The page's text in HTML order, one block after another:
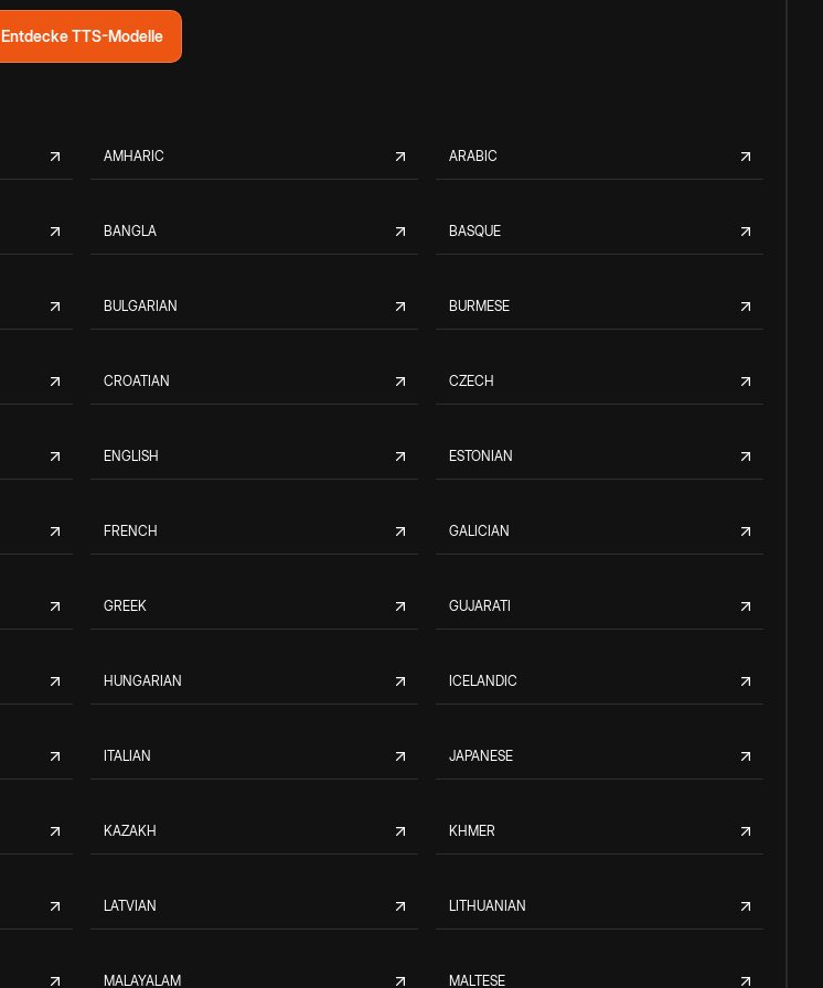
Entdecke TTS-Modelle
AMHARIC ARABIC
BANGLA BASQUE
BULGARIAN BURMESE
CROATIAN CZECH
ENGLISH ESTONIAN
FRENCH GALICIAN
GREEK GUJARATI
HUNGARIAN ICELANDIC
ITALIAN JAPANESE
KAZAKH KHMER
LATVIAN LITHUANIAN
MALAYALAM MALTESE